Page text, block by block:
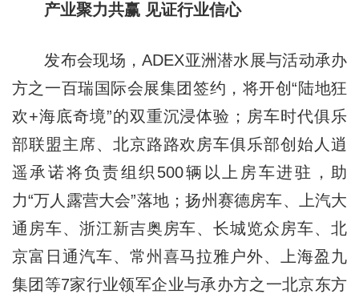
产业聚力共赢 见证行业信心
发布会现场，ADEX亚洲潜水展与活动承办
方之一百瑞国际会展集团签约，将开创“陆地狂
欢+海底奇境”的双重沉浸体验；房车时代俱乐
部联盟主席、北京路路欢房车俱乐部创始人逍
遥承诺将负责组织500辆以上房车进驻，助
力“万人露营大会”落地；扬州赛德房车、上汽大
通房车、浙江新吉奥房车、长城览众房车、北
京富日通汽车、常州喜马拉雅户外、上海盈九
集团等7家行业领军企业与承办方之一北京东方